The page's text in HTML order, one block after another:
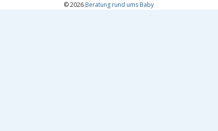
© 2026 Beratung rund ums Baby